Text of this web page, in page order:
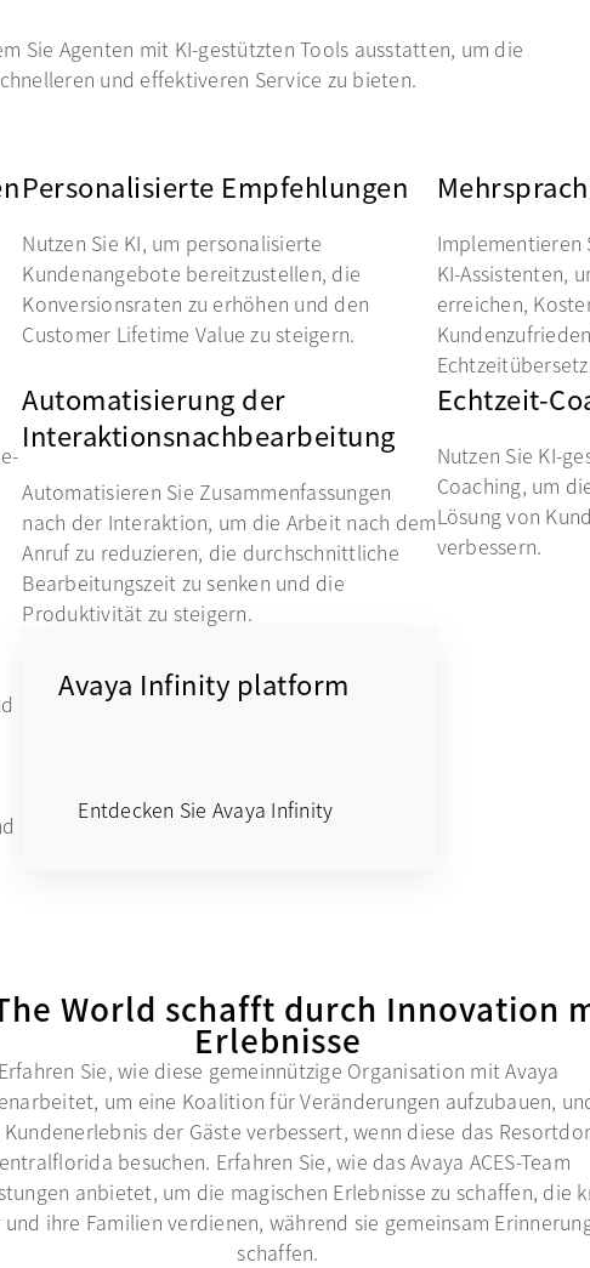
Sie Agenten mit KI-gestützten Tools ausstatten, um die
und effektiveren Service zu bieten.
Personalisierte Empfehlungen
Nutzen Sie KI, um personalisierte
Kundenangebote bereitzustellen, die
Konversionsraten zu erhöhen und den
Customer Lifetime Value zu steigern.
Implementieren
KI-Assistenten,
erreichen,
Automatisierung der
Interaktionsnachbearbeitung
Automatisieren Sie Zusammenfassungen
nach der Interaktion, um die Arbeit nach dem
Anruf zu reduzieren, die durchschnittliche
Bearbeitungszeit zu senken und die
Produktivität zu steigern.
Echtzeit-
Nutzen Sie KI-
Coaching, um
Lösung von
verbessern.
Avaya Infinity platform
Entdecken Sie Avaya Infinity
World schafft durch Innovation
Erlebnisse
Erfahren Sie, wie diese gemeinnützige Organisation mit Avaya
um eine Koalition für Veränderungen aufzubauen,
Kundenerlebnis der Gäste verbessert, wenn diese das
besuchen. Erfahren Sie, wie das Avaya ACES-Team
anbietet, um die magischen Erlebnisse zu schaffen, die
ihre Familien verdienen, während sie gemeinsam
schaffen.